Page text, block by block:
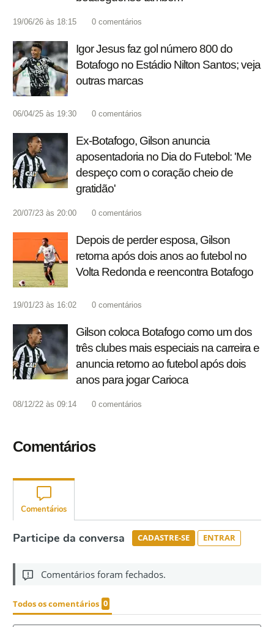
19/06/26 às 18:15 0 comentários
Igor Jesus faz gol número 800 do
Botafogo no Estádio Nilton Santos; veja
outras marcas
06/04/25 às 19:30 0 comentários
Ex-Botafogo, Gilson anuncia
aposentadoria no Dia do Futebol: 'Me
despeço com o coração cheio de
gratidão'
20/07/23 às 20:00 0 comentários
Depois de perder esposa, Gilson
retorna após dois anos ao futebol no
Volta Redonda e reencontra Botafogo
19/01/23 às 16:02 0 comentários
Gilson coloca Botafogo como um dos
três clubes mais especiais na carreira e
anuncia retorno ao futebol após dois
anos para jogar Carioca
08/12/22 às 09:14 0 comentários
Comentários